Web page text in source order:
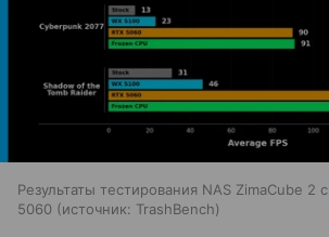
Результаты тестирования NAS ZimaCube 2
5060
источник: TrashBench